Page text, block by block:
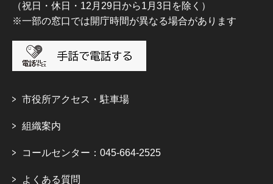
（祝日・休日・12月29日から1月3日を除く）
※一部の窓口では開庁時間が異なる場合があります
市役所アクセス・駐車場
組織案内
コールセンター：045-664-2525
よくある質問